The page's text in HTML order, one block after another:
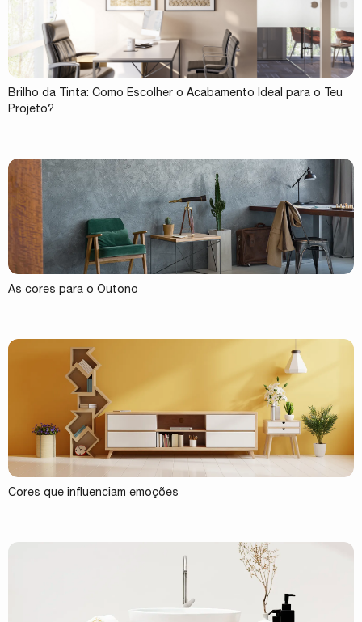
Brilho da Tinta: Como Escolher o Acabamento Ideal para o Teu
Projeto?
As cores para o Outono
Cores que influenciam emoções